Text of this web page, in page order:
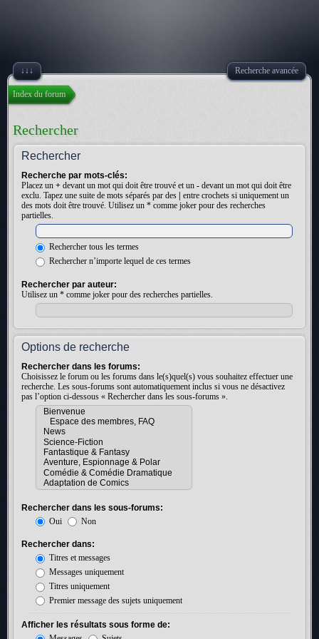
↓↓↓ Recherche avancée
Index du forum
Rechercher
Rechercher
Recherche par mots-clés:
Placez un + devant un mot qui doit être trouvé et un - devant un mot qui doit être
exclu. Tapez une suite de mots séparés par des
entre crochets si uniquement un
des mots doit être trouvé. Utilisez un * comme joker pour des recherches
partielles.
Rechercher tous les termes
Rechercher n’importe lequel de ces termes
Rechercher par auteur:
Utilisez un * comme joker pour des recherches partielles.
Options de recherche
Rechercher dans les forums:
Choisissez le forum ou les forums dans le(s)quel(s) vous souhaitez effectuer une
recherche. Les sous-forums sont automatiquement inclus si vous ne désactivez
pas l’option ci-dessous « Rechercher dans les sous-forums ».
Rechercher dans les sous-forums:
Oui
Non
Rechercher dans:
Titres et messages
Messages uniquement
Titres uniquement
Premier message des sujets uniquement
Afficher les résultats sous forme de: